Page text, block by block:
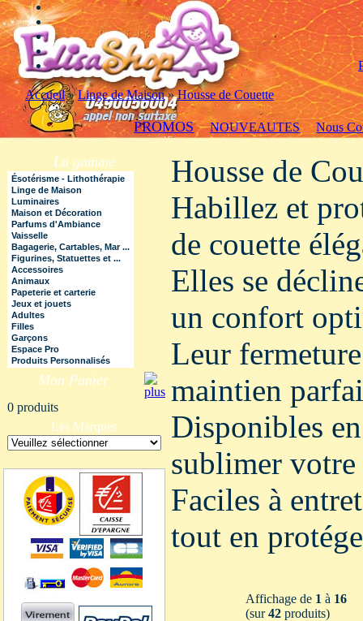
Accueil»Linge de Maison»Housse de Couette
PROMOS NOUVEAUTES Nous
La gamme
Ésotérisme - Lithothérapie
Linge de Maison
Luminaires
Maison et Décoration
Parfums d'Ambiance
Vaisselle
Bagagerie, Cartables, Mar ...
Figurines, Statuettes et ...
Accessoires
Animaux
Papeterie et carterie
Jeux et jouets
Adultes
Filles
Garçons
Espace Pro
Produits Personnalisés
Mon Panier
0 produits
Les Marques
Housse de
Habillez et
de couette
Elles se
un confort
Leur
maintien
Disponibles
sublimer votre
Faciles à
tout en
Affichage de 1 à 16
(sur42 produits)